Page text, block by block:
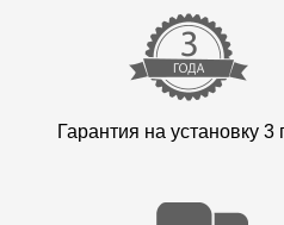
Гарантия на установку 3